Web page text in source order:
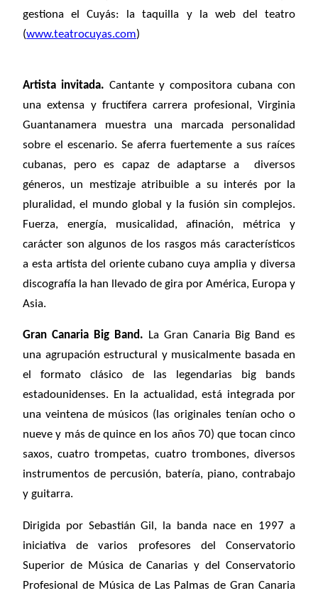
gestiona el Cuyás: la taquilla y la web del teatro
(www.teatrocuyas.com)
Artista invitada. Cantante y compositora cubana con
una extensa y fructífera carrera profesional, Virginia
Guantanamera muestra una marcada personalidad
sobre el escenario. Se aferra fuertemente a sus raíces
cubanas, pero es capaz de adaptarse a diversos
géneros, un mestizaje atribuible a su interés por la
pluralidad, el mundo global y la fusión sin complejos.
Fuerza, energía, musicalidad, afinación, métrica y
carácter son algunos de los rasgos más característicos
a esta artista del oriente cubano cuya amplia y diversa
discografía la han llevado de gira por América, Europa y
Asia.
Gran Canaria Big Band. La Gran Canaria Big Band es
una agrupación estructural y musicalmente basada en
el formato clásico de las legendarias big bands
estadounidenses. En la actualidad, está integrada por
una veintena de músicos (las originales tenían ocho o
nueve y más de quince en los años 70) que tocan cinco
saxos, cuatro trompetas, cuatro trombones, diversos
instrumentos de percusión, batería, piano, contrabajo
y guitarra.
Dirigida por Sebastián Gil, la banda nace en 1997 a
iniciativa de varios profesores del Conservatorio
Superior de Música de Canarias y del Conservatorio
Profesional de Música de Las Palmas de Gran Canaria